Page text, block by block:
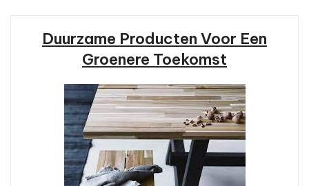
Duurzame Producten Voor Een
Groenere Toekomst